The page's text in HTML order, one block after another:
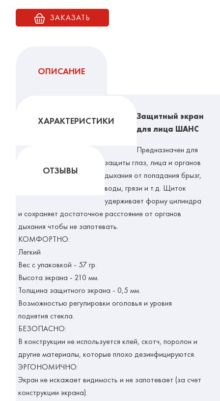
ЗАКАЗАТЬ
ОПИСАНИЕ
ХАРАКТЕРИСТИКИ
ОТЗЫВЫ
Защитный экран
для лица ШАНС
Предназначен для
защиты глаз, лица и органов
дыхания от попадания брызг,
воды, грязи и т.д. Щиток
удерживает форму цилиндра
и сохраняет достаточное расстояние от органов
дыхания чтобы не запотевать.
КОМФОРТНО:
Легкий
Вес с упаковкой - 57 гр.
Высота экрана - 210 мм.
Толщина защитного экрана - 0,5 мм.
Возможностью регулировки оголовья и уровня
поднятия стекла.
БЕЗОПАСНО:
В конструкции не используется клей, скотч, поролон и
другие материалы, которые плохо дезинфицируются.
ЭРГОНОМИЧНО:
Экран не искажает видимость и не запотевает (за счет
конструкции экрана).